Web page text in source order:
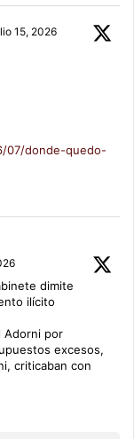
15, 2026
07/donde-quedo-
dimite
ilícito
Adorni por
excesos,
criticaban con